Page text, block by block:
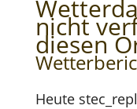
nicht
diesen
Heute